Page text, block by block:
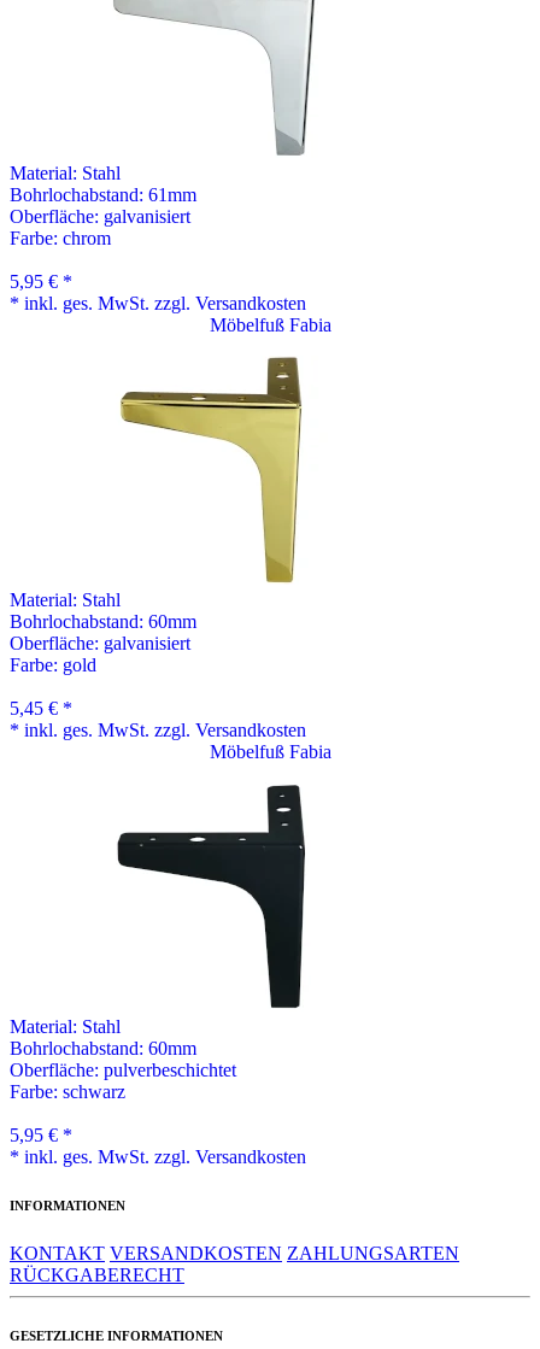
Material: Stahl
Bohrlochabstand: 61mm
Oberfläche: galvanisiert
Farbe: chrom
5,95 € *
* inkl. ges. MwSt. zzgl. Versandkosten
Möbelfuß Fabia
Material: Stahl
Bohrlochabstand: 60mm
Oberfläche: galvanisiert
Farbe: gold
5,45 € *
* inkl. ges. MwSt. zzgl. Versandkosten
Möbelfuß Fabia
Material: Stahl
Bohrlochabstand: 60mm
Oberfläche: pulverbeschichtet
Farbe: schwarz
5,95 € *
* inkl. ges. MwSt. zzgl. Versandkosten
INFORMATIONEN
KONTAKT VERSANDKOSTEN ZAHLUNGSARTEN
RÜCKGABERECHT
GESETZLICHE INFORMATIONEN